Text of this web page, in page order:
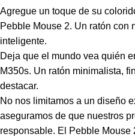
Agregue un toque de su
Pebble Mouse 2. Un ratón con
inteligente.
Deja que el mundo vea quién
M350s. Un ratón minimalista,
destacar.
No nos limitamos a un diseño
aseguramos de que nuestros
responsable. El Pebble Mouse